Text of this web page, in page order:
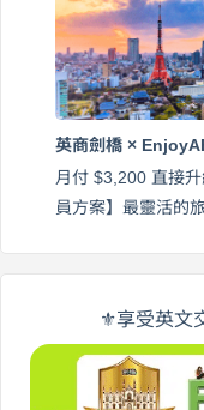
英商劍橋 ×
月付 $3,200 直接
員方案】最靈活的
⚜️享受英文